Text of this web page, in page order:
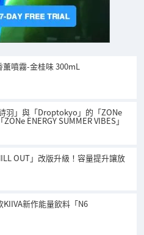
噴霧-金桂味 300mL
羽」與「Droptokyo」的「ZONe
ENERGY SUMMER VIBES」
OUT」改版升級！容量提升讓放
新作能量飲料「N6